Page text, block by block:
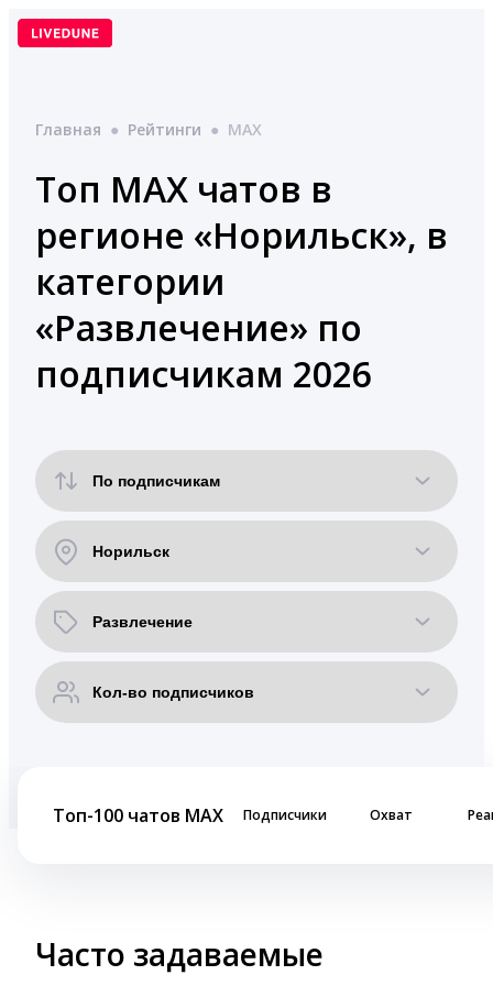
Перейти
Главная ● Рейтинги ● MAX
Топ MAX чатов в
регионе «Норильск», в
категории
«Развлечение» по
подписчикам 2026
Топ-100 чатов MAX Подписчики Охват
Часто задаваемые